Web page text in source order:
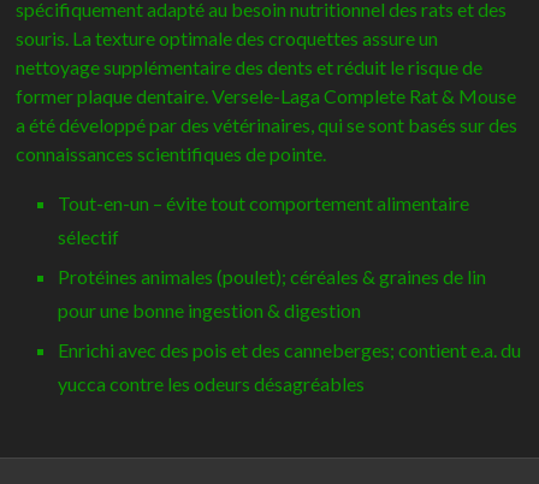
spécifiquement adapté au besoin nutritionnel des rats et des
souris. La texture optimale des croquettes assure un
nettoyage supplémentaire des dents et réduit le risque de
former plaque dentaire. Versele-Laga Complete Rat & Mouse
a été développé par des vétérinaires, qui se sont basés sur des
connaissances scientifiques de pointe.
Tout-en-un – évite tout comportement alimentaire
sélectif
Protéines animales (poulet); céréales & graines de lin
pour une bonne ingestion & digestion
Enrichi avec des pois et des canneberges; contient e.a. du
yucca contre les odeurs désagréables